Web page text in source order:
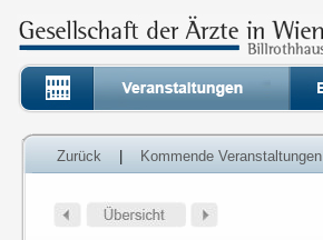
Zurück Kommende Veranstaltungen